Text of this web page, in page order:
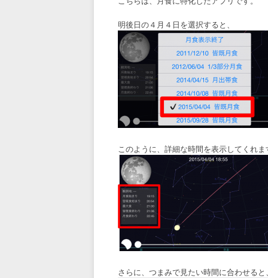
明後日の４月４日を選択すると、
このように、詳細な時間を表示してくれま
さらに、つまみで見たい時間に合わせる